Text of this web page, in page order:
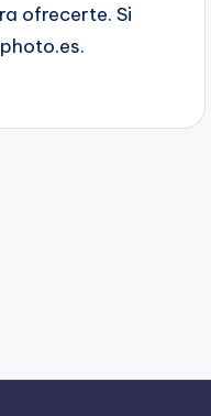
ofrecerte. Si
.